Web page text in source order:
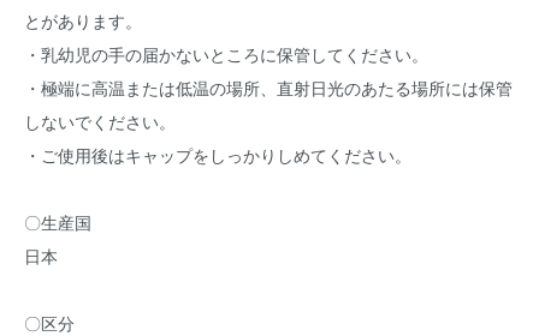
とがあります。
・乳幼児の手の届かないところに保管してください。
・極端に高温または低温の場所、直射日光のあたる場所には保管
しないでください。
・ご使用後はキャップをしっかりしめてください。
〇生産国
日本
〇区分